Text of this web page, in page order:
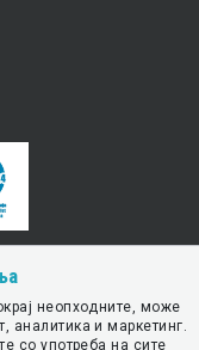
неопходните, може
аналитика и маркетинг.
со употреба на сите